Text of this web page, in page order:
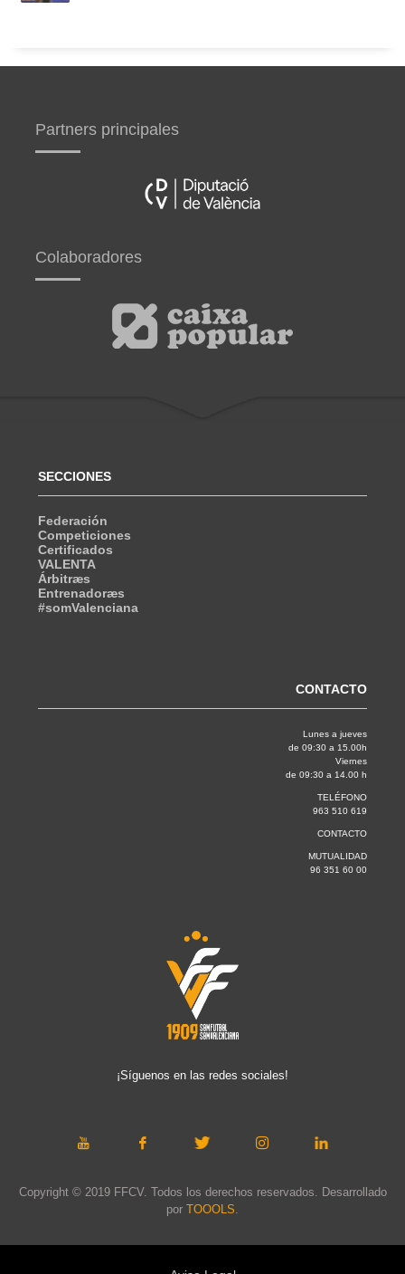
Partners principales
Colaboradores
SECCIONES
Federación
Competiciones
Certificados
VALENTA
Árbitræs
Entrenadoræs
#somValenciana
CONTACTO
Lunes a jueves
de 09:30 a 15.00h
Viernes
de 09:30 a 14.00 h
TELÉFONO
963 510 619
CONTACTO
MUTUALIDAD
96 351 60 00
¡Síguenos en las redes sociales!
Copyright © 2019 FFCV. Todos los derechos reservados. Desarrollado
por TOOOLS.